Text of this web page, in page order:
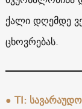
ქალი დღემდე
ცხოვრებას.
● TI: